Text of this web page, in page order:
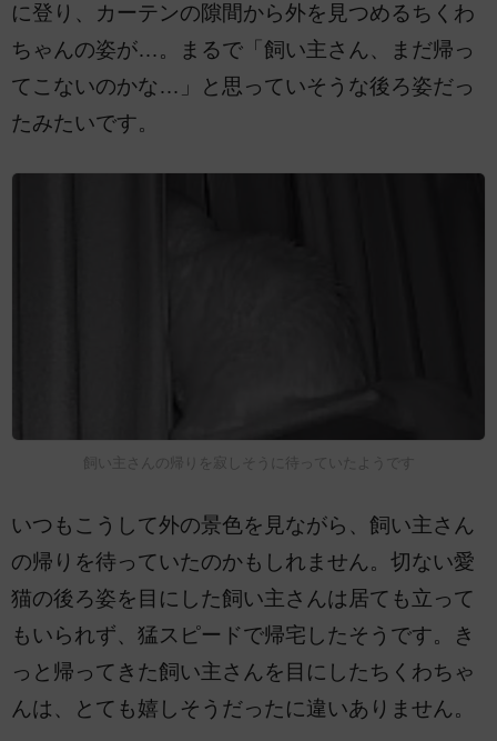
に登り、カーテンの隙間から外を見つめるちくわ
ちゃんの姿が…。まるで「飼い主さん、まだ帰っ
てこないのかな…」と思っていそうな後ろ姿だっ
たみたいです。
飼い主さんの帰りを寂しそうに待っていたようです
いつもこうして外の景色を見ながら、飼い主さん
の帰りを待っていたのかもしれません。切ない愛
猫の後ろ姿を目にした飼い主さんは居ても立って
もいられず、猛スピードで帰宅したそうです。き
っと帰ってきた飼い主さんを目にしたちくわちゃ
んは、とても嬉しそうだったに違いありません。